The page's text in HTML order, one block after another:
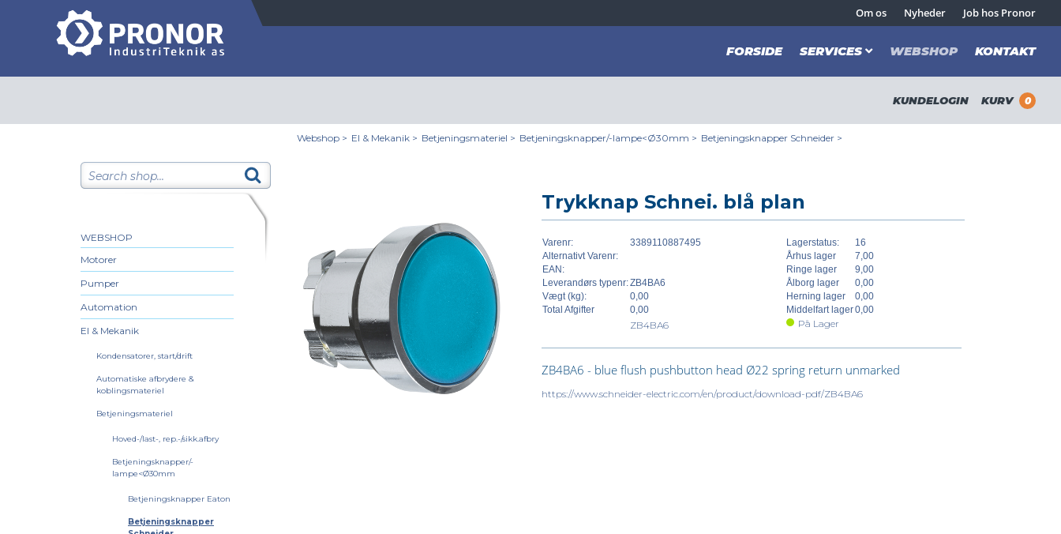
Om os Nyheder Job hos Pronor
FORSIDE SERVICES WEBSHOP KONTAKT
KUNDELOGIN KURV 0
WEBSHOP
Motorer
Pumper
Automation
El & Mekanik
Kondensatorer, start/drift
Automatiske afbrydere &
koblingsmateriel
Betjeningsmateriel
Hoved-/last-, rep.-/sikk.afbry
Betjeningsknapper/-
lampe<Ø30mm
Betjeningsknapper Eaton
Betjeningsknapper
Webshop > El & Mekanik > Betjeningsmateriel > Betjeningsknapper/-lampe<Ø30mm > Betjeningsknapper Schneider >
Trykknap Schnei. blå plan
Varenr:
3389110887495
Alternativt Varenr:
EAN:
Leverandørs typenr:ZB4BA6
Vægt (kg):
0,00
Total Afgifter
0,00
ZB4BA6
Lagerstatus:
16
Århus lager
7,00
Ringe lager
9,00
Ålborg lager
0,00
Herning lager
0,00
Middelfart lager0,00
På Lager
ZB4BA6 - blue flush pushbutton head Ø22 spring return unmarked
https://www.schneider-electric.com/en/product/download-pdf/ZB4BA6